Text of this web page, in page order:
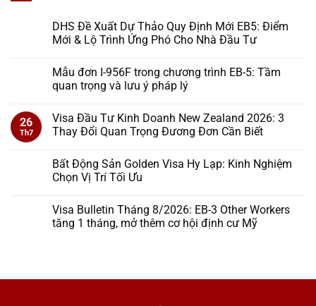
DHS Đề Xuất Dự Thảo Quy Định Mới EB5: Điểm
Mới & Lộ Trình Ứng Phó Cho Nhà Đầu Tư
Mẫu đơn I-956F trong chương trình EB-5: Tầm
quan trọng và lưu ý pháp lý
26
Th7
Visa Đầu Tư Kinh Doanh New Zealand 2026: 3
Thay Đổi Quan Trọng Đương Đơn Cần Biết
Bất Động Sản Golden Visa Hy Lạp: Kinh Nghiệm
Chọn Vị Trí Tối Ưu
Visa Bulletin Tháng 8/2026: EB-3 Other Workers
tăng 1 tháng, mở thêm cơ hội định cư Mỹ